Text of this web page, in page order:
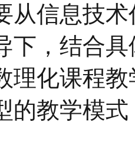
从信息技
下，结合
理化课程
的教学模